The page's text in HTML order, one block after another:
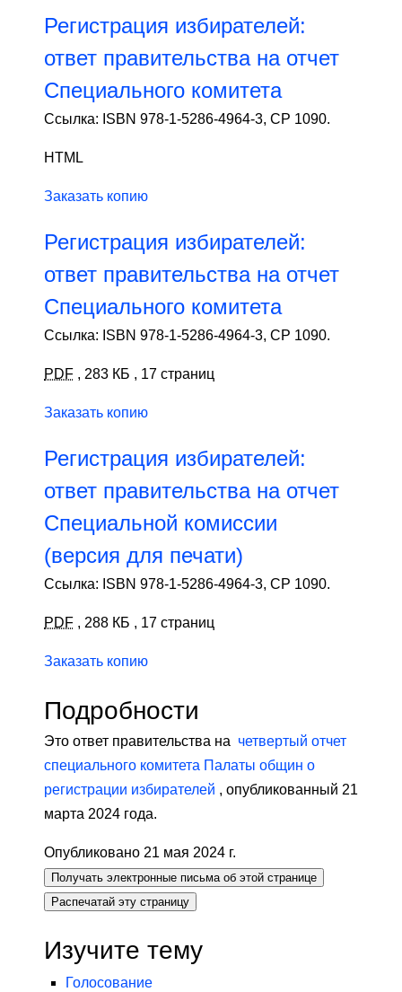
Регистрация избирателей:
ответ правительства на отчет
Специального комитета
Ссылка: ISBN 978-1-5286-4964-3, CP 1090.
HTML
Заказать копию
Регистрация избирателей:
ответ правительства на отчет
Специального комитета
Ссылка: ISBN 978-1-5286-4964-3, CP 1090.
PDF , 283 КБ , 17 страниц
Заказать копию
Регистрация избирателей:
ответ правительства на отчет
Специальной комиссии
(версия для печати)
Ссылка: ISBN 978-1-5286-4964-3, CP 1090.
PDF , 288 КБ , 17 страниц
Заказать копию
Подробности
Это ответ правительства на четвертый отчет
специального комитета Палаты общин о
регистрации избирателей , опубликованный 21
марта 2024 года.
Опубликовано 21 мая 2024 г.
Получать электронные письма об этой странице
Распечатай эту страницу
Изучите тему
Голосование